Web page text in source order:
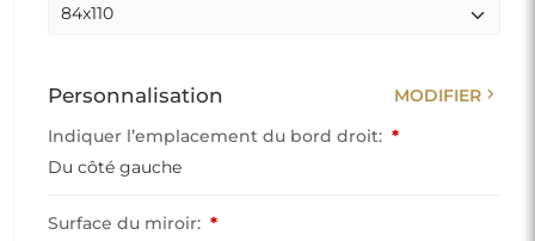
Personnalisation MODIFIER chevron_right
Indiquer l’emplacement du bord droit: *
Du côté gauche
Surface du miroir: *